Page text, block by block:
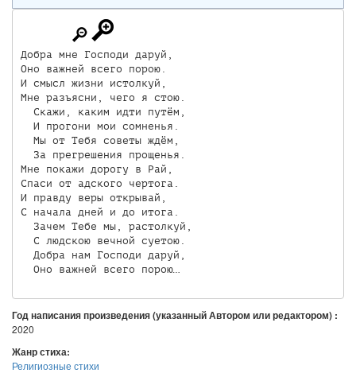
Добра мне Господи даруй,
Оно важней всего порою.
И смысл жизни истолкуй,
Мне разъясни, чего я стою.
  Скажи, каким идти путём,
  И прогони мои сомненья.
  Мы от Тебя советы ждём,
  За прегрешения прощенья.
Мне покажи дорогу в Рай,
Спаси от адского чертога.
И правду веры открывай,
С начала дней и до итога.
  Зачем Тебе мы, растолкуй,
  С людскою вечной суетою.
  Добра нам Господи даруй,
Год написания произведения (указанный Автором или редактором) :
2020
Жанр стиха:
Религиозные стихи